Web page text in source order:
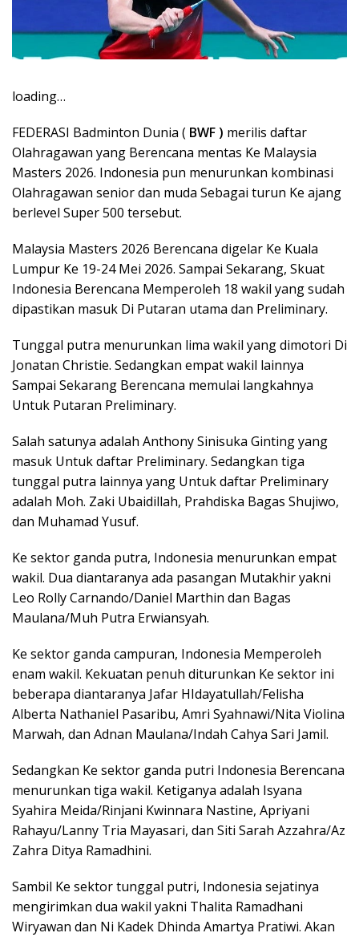
loading…
FEDERASI Badminton Dunia ( BWF ) merilis daftar
Olahragawan yang Berencana mentas Ke Malaysia
Masters 2026. Indonesia pun menurunkan kombinasi
Olahragawan senior dan muda Sebagai turun Ke ajang
berlevel Super 500 tersebut.
Malaysia Masters 2026 Berencana digelar Ke Kuala
Lumpur Ke 19-24 Mei 2026. Sampai Sekarang, Skuat
Indonesia Berencana Memperoleh 18 wakil yang sudah
dipastikan masuk Di Putaran utama dan Preliminary.
Tunggal putra menurunkan lima wakil yang dimotori Di
Jonatan Christie. Sedangkan empat wakil lainnya
Sampai Sekarang Berencana memulai langkahnya
Untuk Putaran Preliminary.
Salah satunya adalah Anthony Sinisuka Ginting yang
masuk Untuk daftar Preliminary. Sedangkan tiga
tunggal putra lainnya yang Untuk daftar Preliminary
adalah Moh. Zaki Ubaidillah, Prahdiska Bagas Shujiwo,
dan Muhamad Yusuf.
Ke sektor ganda putra, Indonesia menurunkan empat
wakil. Dua diantaranya ada pasangan Mutakhir yakni
Leo Rolly Carnando/Daniel Marthin dan Bagas
Maulana/Muh Putra Erwiansyah.
Ke sektor ganda campuran, Indonesia Memperoleh
enam wakil. Kekuatan penuh diturunkan Ke sektor ini
beberapa diantaranya Jafar HIdayatullah/Felisha
Alberta Nathaniel Pasaribu, Amri Syahnawi/Nita Violina
Marwah, dan Adnan Maulana/Indah Cahya Sari Jamil.
Sedangkan Ke sektor ganda putri Indonesia Berencana
menurunkan tiga wakil. Ketiganya adalah Isyana
Syahira Meida/Rinjani Kwinnara Nastine, Apriyani
Rahayu/Lanny Tria Mayasari, dan Siti Sarah Azzahra/Az
Zahra Ditya Ramadhini.
Sambil Ke sektor tunggal putri, Indonesia sejatinya
mengirimkan dua wakil yakni Thalita Ramadhani
Wiryawan dan Ni Kadek Dhinda Amartya Pratiwi. Akan